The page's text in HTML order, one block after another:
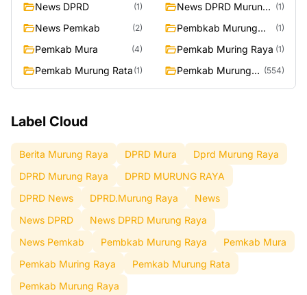
News DPRD (1)
News DPRD Murung
Raya
(1)
News Pemkab (2)
Pembkab Murung
Raya
(1)
Pemkab Mura (4) Pemkab Muring Raya (1)
Pemkab Murung Rata (1)
Pemkab Murung
(554)
Label Cloud
Berita Murung Raya DPRD Mura
Dprd Murung Raya
DPRD Murung Raya
DPRD MURUNG RAYA
DPRD News
DPRD.Murung Raya
News
News DPRD
News DPRD Murung Raya
News Pemkab
Pembkab Murung Raya
Pemkab Mura
Pemkab Muring Raya
Pemkab Murung Rata
Pemkab Murung Raya